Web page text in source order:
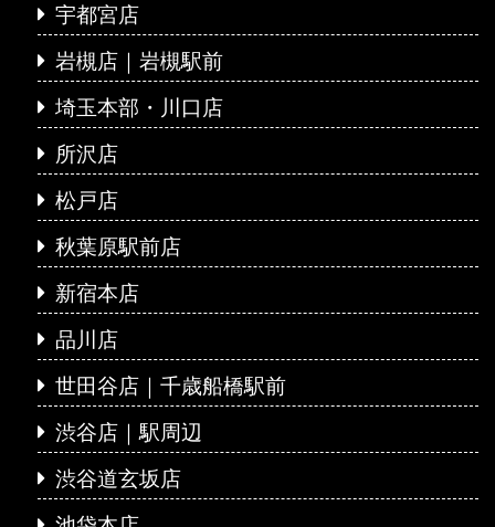
宇都宮店
岩槻店｜岩槻駅前
埼玉本部・川口店
所沢店
松戸店
秋葉原駅前店
新宿本店
品川店
世田谷店｜千歳船橋駅前
渋谷店｜駅周辺
渋谷道玄坂店